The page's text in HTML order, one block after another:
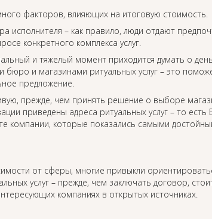
факторов, влияющих на итоговую стоимость.
– как правило, люди отдают
конкретного комплекса услуг.
и тяжелый момент приходится думать о
и магазинами ритуальных услуг – это
предложение.
прежде, чем принять решение о выборе
приведены адреса ритуальных услуг – то есть
компании, которые показались самыми
от сферы, многие привыкли
услуг – прежде, чем заключать договор,
компаниях в открытых источниках.